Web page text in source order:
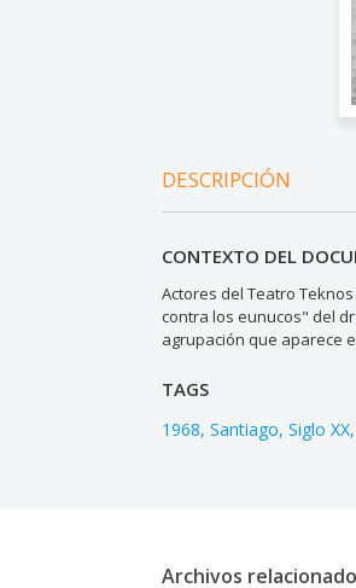
DESCRIPCIÓN
CONTEXTO DEL
Actores del Teatro
contra los eunucos" del
agrupación que aparece
TAGS
1968 Santiago Siglo XX
Archivos